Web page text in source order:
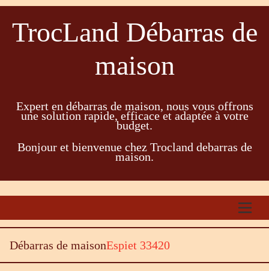
TrocLand Débarras de
maison
Expert en débarras de maison, nous vous offrons
une solution rapide, efficace et adaptée à votre
budget.
Bonjour et bienvenue chez Trocland debarras de
maison.
Débarras de maisonEspiet 33420